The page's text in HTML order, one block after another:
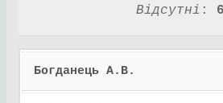
Відсутні : 6
Богданець А.В.